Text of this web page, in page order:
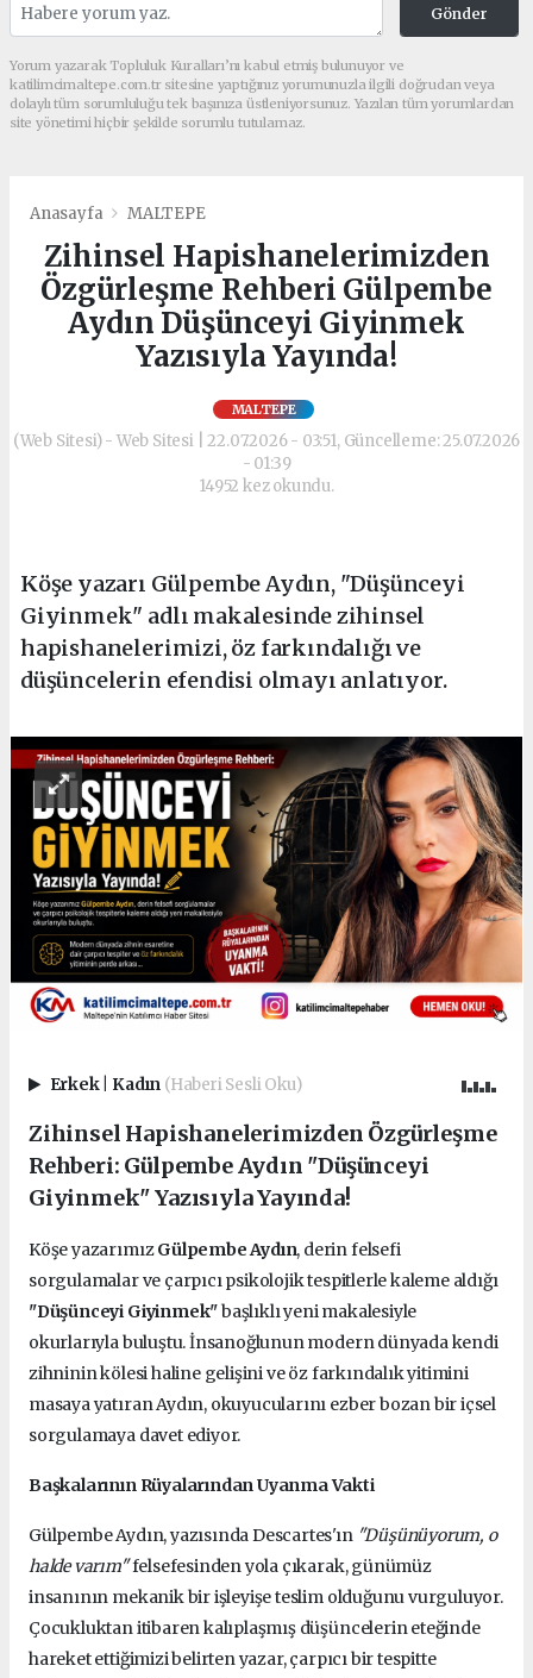
Gönder
Yorum yazarak Topluluk Kuralları’nı kabul etmiş bulunuyor ve
katilimcimaltepe.com.tr sitesine yaptığınız yorumunuzla ilgili doğrudan veya
dolaylı tüm sorumluluğu tek başınıza üstleniyorsunuz. Yazılan tüm yorumlardan
site yönetimi hiçbir şekilde sorumlu tutulamaz.
Anasayfa MALTEPE
Zihinsel Hapishanelerimizden
Özgürleşme Rehberi Gülpembe
Aydın Düşünceyi Giyinmek
Yazısıyla Yayında!
MALTEPE
(Web Sitesi) - Web Sitesi | 22.07.2026 - 03:51, Güncelleme: 25.07.2026
- 01:39
14952 kez okundu.
Köşe yazarı Gülpembe Aydın, "Düşünceyi
Giyinmek" adlı makalesinde zihinsel
hapishanelerimizi, öz farkındalığı ve
düşüncelerin efendisi olmayı anlatıyor.
Erkek Kadın (Haberi Sesli Oku)
Zihinsel Hapishanelerimizden Özgürleşme
Rehberi: Gülpembe Aydın "Düşünceyi
Giyinmek" Yazısıyla Yayında!
Köşe yazarımızGülpembe Aydın, derin felsefi
sorgulamalar ve çarpıcı psikolojik tespitlerle kaleme aldığı
"Düşünceyi Giyinmek"başlıklı yeni makalesiyle
okurlarıyla buluştu. İnsanoğlunun modern dünyada kendi
zihninin kölesi haline gelişini ve öz farkındalık yitimini
masaya yatıran Aydın, okuyucularını ezber bozan bir içsel
sorgulamaya davet ediyor.
Başkalarının Rüyalarından Uyanma Vakti
Gülpembe Aydın, yazısında Descartes'ın "Düşünüyorum, o
halde varım"felsefesinden yola çıkarak, günümüz
insanının mekanik bir işleyişe teslim olduğunu vurguluyor.
Çocukluktan itibaren kalıplaşmış düşüncelerin eteğinde
hareket ettiğimizi belirten yazar, çarpıcı bir tespitte